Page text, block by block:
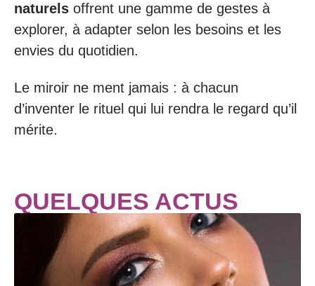
naturels offrent une gamme de gestes à
explorer, à adapter selon les besoins et les
envies du quotidien.
Le miroir ne ment jamais : à chacun
d’inventer le rituel qui lui rendra le regard qu’il
mérite.
QUELQUES ACTUS